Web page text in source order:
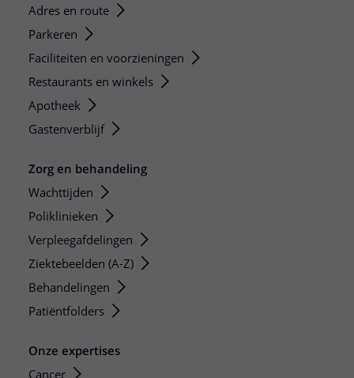
Adres en route
Parkeren
Faciliteiten en voorzieningen
Restaurants en winkels
Apotheek
Gastenverblijf
Zorg en behandeling
Wachttijden
Poliklinieken
Verpleegafdelingen
Ziektebeelden (A-Z)
Behandelingen
Patiëntfolders
Onze expertises
Cancer